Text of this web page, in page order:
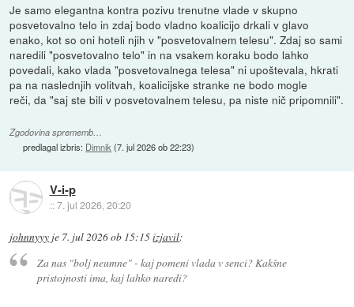
Je samo elegantna kontra pozivu trenutne vlade v skupno
posvetovalno telo in zdaj bodo vladno koalicijo drkali v glavo
enako, kot so oni hoteli njih v "posvetovalnem telesu". Zdaj so sami
naredili "posvetovalno telo" in na vsakem koraku bodo lahko
povedali, kako vlada "posvetovalnega telesa" ni upoštevala, hkrati
pa na naslednjih volitvah, koalicijske stranke ne bodo mogle
reči, da "saj ste bili v posvetovalnem telesu, pa niste nič pripomnili".
Zgodovina sprememb…
predlagal izbris: Dimnik (7. jul 2026 ob 22:23)
V-i-p
::7. jul 2026, 20:20
johnnyyy je 7. jul 2026 ob 15:15izjavil:
Za nas "bolj neumne" - kaj pomeni vlada v senci? Kakšne
pristojnosti ima, kaj lahko naredi?